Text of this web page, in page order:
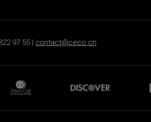
97 55 | contact@ceco.ch